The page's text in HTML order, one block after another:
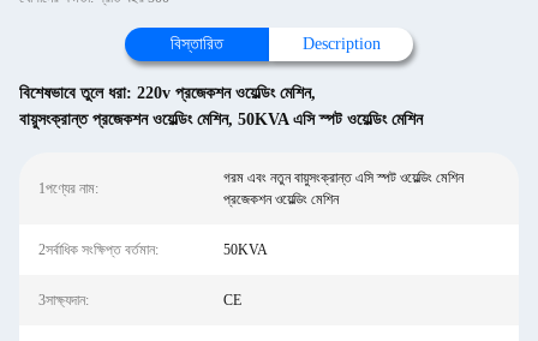
বিস্তারিত Description
বিশেষভাবে তুলে ধরা: 220v প্রজেকশন ওয়েল্ডিং মেশিন,
বায়ুসংক্রান্ত প্রজেকশন ওয়েল্ডিং মেশিন, 50KVA এসি স্পট ওয়েল্ডিং মেশিন
1পণ্যের নাম:
গরম এবং নতুন বায়ুসংক্রান্ত এসি স্পট ওয়েল্ডিং মেশিন
প্রজেকশন ওয়েল্ডিং মেশিন
2সর্বাধিক সংক্ষিপ্ত বর্তমান: 50KVA
3সাক্ষ্যদান: CE